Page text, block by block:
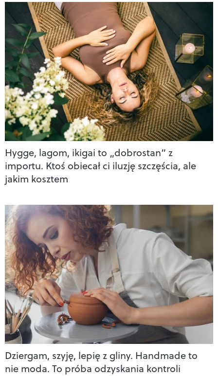
Hygge, lagom, ikigai to „dobrostan” z
importu. Ktoś obiecał ci iluzję szczęścia, ale
jakim kosztem
Dziergam, szyję, lepię z gliny. Handmade to
nie moda. To próba odzyskania kontroli